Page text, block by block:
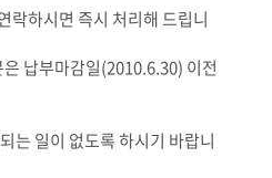
락하시면 즉시 처리해 드립니
납부마감일(2010.6.30) 이전
는 일이 없도록 하시기 바랍니